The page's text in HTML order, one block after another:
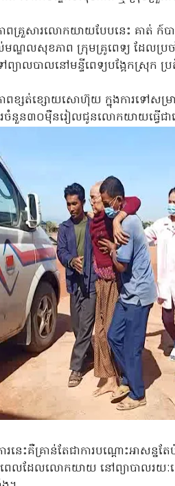
គ្រួសារលោកយាយបែបនេះ គាត់ ក៍
ណ្ឌលសុខភាព ក្រុមគ្រូពេទ្យ ដែលប្រច
យាលបាលនៅមន្ទីពេទ្យបង្អែកស្រុក
ខ្សត់ខ្សោយសោហ៊ុយ ក្នុងការទៅសម្រា
ចំនួន៣០ម៉ឺនរៀលជូនលោកយាយធ្វើជា
រនេះគឺគ្រាន់តែជាការបណ្តោះអាសន្
លដែលលោកយាយ នៅព្យាបាលរយៈ